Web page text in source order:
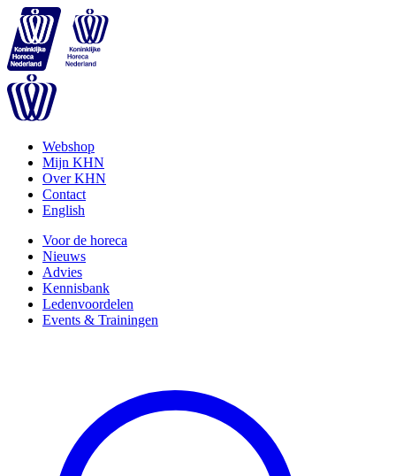
Webshop
Mijn KHN
Over KHN
Contact
English
Voor de horeca
Nieuws
Advies
Kennisbank
Ledenvoordelen
Events & Trainingen